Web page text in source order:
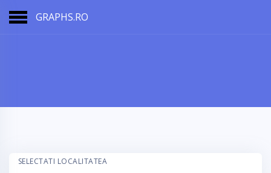
GRAPHS.RO
SELECTATI LOCALITATEA